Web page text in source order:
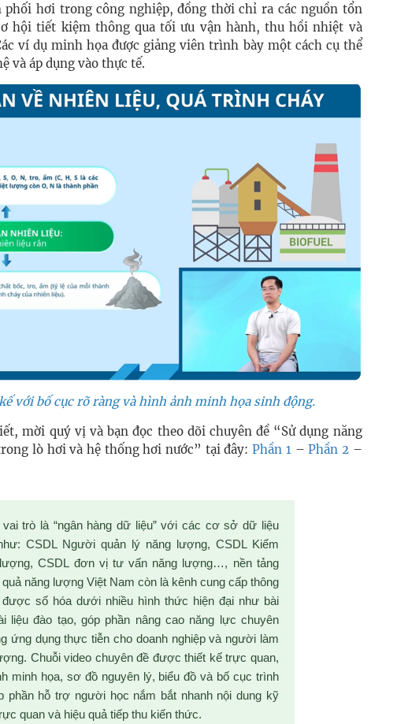
phối hơi trong công nghiệp, đồng thời chỉ ra các nguồn tổn
hội tiết kiệm thông qua tối ưu vận hành, thu hồi nhiệt và
ví dụ minh họa được giảng viên trình bày một cách cụ thể
và áp dụng vào thực tế.
với bố cục rõ ràng và hình ảnh minh họa sinh động.
mời quý vị và bạn đọc theo dõi chuyên đề “Sử dụng năng
lò hơi và hệ thống hơi nước” tại đây:Phần 1–Phần 2–
vai trò là “ngân hàng dữ liệu” với các cơ sở dữ liệu
CSDL Người quản lý năng lượng, CSDL Kiểm
CSDL đơn vị tư vấn năng lượng…, nền tảng
năng lượng Việt Nam còn là kênh cung cấp thông
số hóa dưới nhiều hình thức hiện đại như bài
liệu đào tạo, góp phần nâng cao năng lực chuyên
ứng dụng thực tiễn cho doanh nghiệp và người làm
Chuỗi video chuyên đề được thiết kế trực quan,
minh họa, sơ đồ nguyên lý, biểu đồ và bố cục trình
phần hỗ trợ người học nắm bắt nhanh nội dung kỹ
quan và hiệu quả tiếp thu kiến thức.